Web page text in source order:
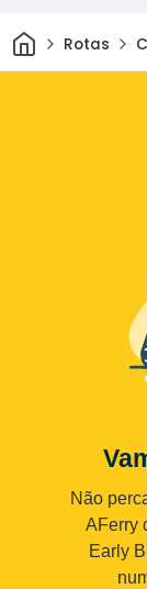
CasaRotas
Não
AFerry
Early